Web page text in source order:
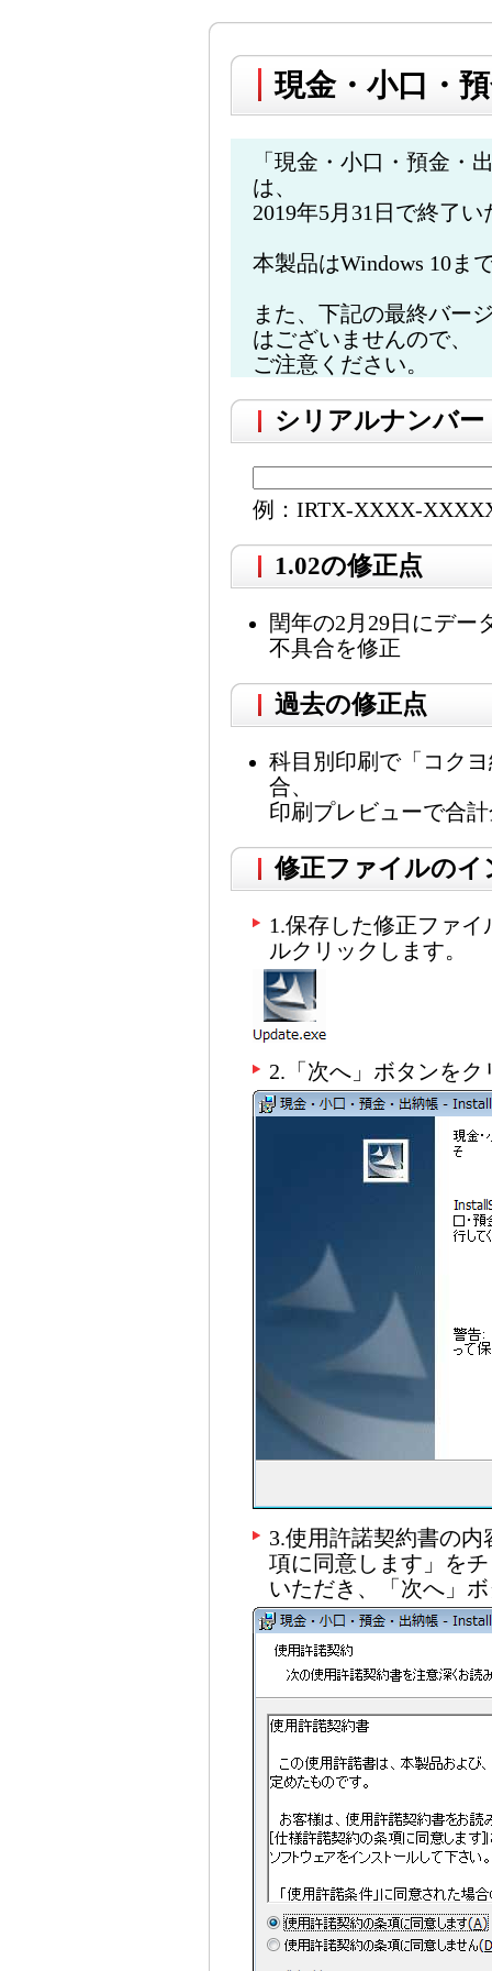
現金・小口・
「現金・小口・預金・
は、
2019年5月31日で終了
本製品はWindows 10ま
また、下記の最終バー
はございませんので、
ご注意ください。
シリアルナンバー
例：IRTX-XXXX-
1.02の修正点
閏年の2月29日にデー
不具合を修正
過去の修正点
科目別印刷で「コク
合、
印刷プレビューで合
修正ファイルのイ
1.保存した修正ファイ
ルクリックします。
2.「次へ」ボタンをク
3.使用許諾契約書の
項に同意します」を
いただき、「次へ」